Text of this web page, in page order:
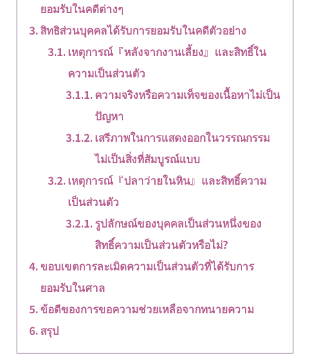
ยอมรับในคดีต่างๆ
สิทธิส่วนบุคคลได้รับการยอมรับในคดีตัวอย่าง
เหตุการณ์『หลังจากงานเลี้ยง』และสิทธิ์ใน
ความเป็นส่วนตัว
ความจริงหรือความเท็จของเนื้อหาไม่เป็น
ปัญหา
เสรีภาพในการแสดงออกในวรรณกรรม
ไม่เป็นสิ่งที่สัมบูรณ์แบบ
เหตุการณ์『ปลาว่ายในหิน』และสิทธิ์ความ
เป็นส่วนตัว
รูปลักษณ์ของบุคคลเป็นส่วนหนึ่งของ
สิทธิ์ความเป็นส่วนตัวหรือไม่?
ขอบเขตการละเมิดความเป็นส่วนตัวที่ได้รับการ
ยอมรับในศาล
ข้อดีของการขอความช่วยเหลือจากทนายความ
สรุป